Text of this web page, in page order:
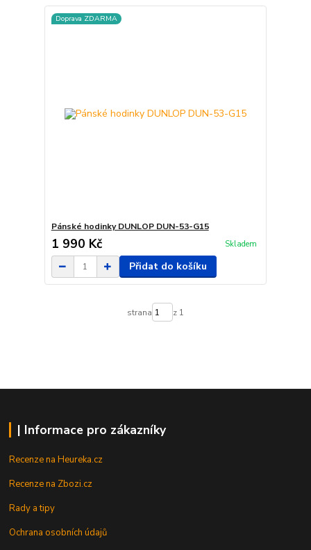
Doprava ZDARMA
Pánské hodinky DUNLOP DUN-53-G15
1 990 Kč Skladem
Přidat do košíku
strana z 1
| Informace pro zákazníky
Recenze na Heureka.cz
Recenze na Zbozi.cz
Rady a tipy
Ochrana osobních údajů